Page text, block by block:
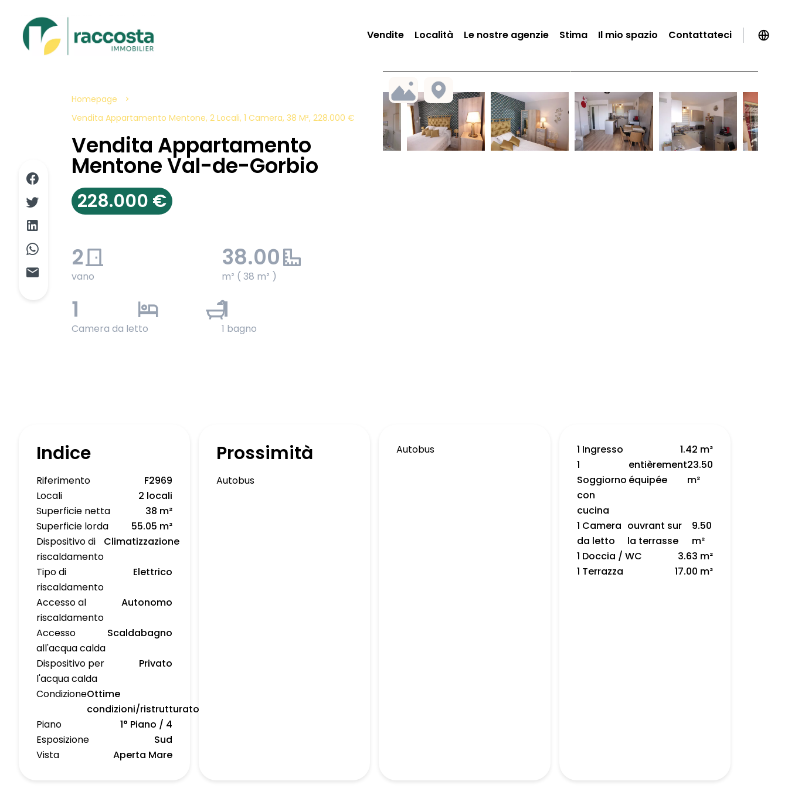
Vendite Località Le nostre agenzie Stima Il mio spazio Contattateci
Homepage
Vendita Appartamento Mentone, 2 Locali, 1 Camera, 38 M², 228.000 €
Vendita Appartamento
Mentone Val-de-Gorbio
228.000 €
2
vano
38.00
m² ( 38 m² )
1
Camera da letto
1
1 bagno
Indice
Riferimento
F2969
Locali
2 locali
Superficie netta
38 m²
Superficie lorda
55.05 m²
Dispositivo di
riscaldamento
Climatizzazione
Tipo di
riscaldamento
Elettrico
Accesso al
riscaldamento
Autonomo
Accesso
all'acqua calda
Scaldabagno
Dispositivo per
l'acqua calda
Privato
CondizioneOttime
condizioni/ristrutturato
Piano
1° Piano / 4
Esposizione
Sud
Vista
Aperta Mare
Prossimità
Autobus
Autobus 1 Ingresso
1.42 m²
1
Soggiorno
con
cucina
entièrement
équipée
23.50
m²
1 Camera
da letto
ouvrant sur
la terrasse
9.50
m²
1 Doccia / WC
3.63 m²
1 Terrazza
17.00 m²